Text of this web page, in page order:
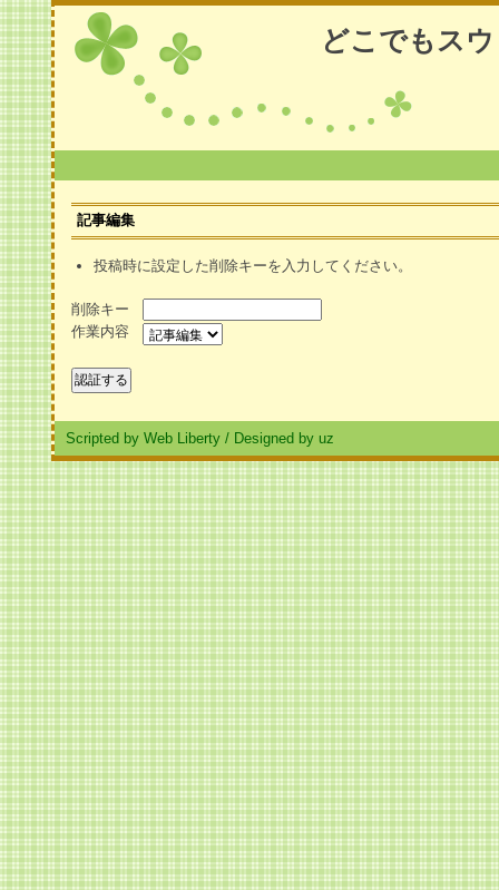
どこでもス
記事編集
投稿時に設定した削除キーを入力してください。
削除キー
作業内容
Scripted by Web Liberty / Designed by uz